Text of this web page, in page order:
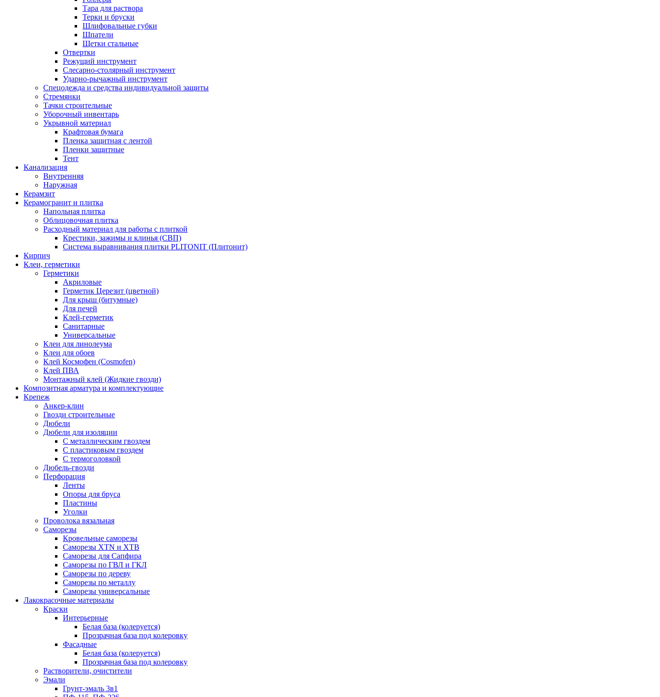
Тара для раствора
Терки и бруски
Шлифовальные губки
Шпатели
Щетки стальные
Отвертки
Режущий инструмент
Слесарно-столярный инструмент
Ударно-рычажный инструмент
Спецодежда и средства индивидуальной защиты
Стремянки
Тачки строительные
Уборочный инвентарь
Укрывной материал
Крафтовая бумага
Пленка защитная с лентой
Пленки защитные
Тент
Канализация
Внутренняя
Наружная
Керамзит
Керамогранит и плитка
Напольная плитка
Облицовочная плитка
Расходный материал для работы с плиткой
Крестики, зажимы и клинья (СВП)
Система выравнивания плитки PLITONIT (Плитонит)
Кирпич
Клеи, герметики
Герметики
Акриловые
Герметик Церезит (цветной)
Для крыш (битумные)
Для печей
Клей-герметик
Санитарные
Универсальные
Клеи для линолеума
Клеи для обоев
Клей Космофен (Cosmofen)
Клей ПВА
Монтажный клей (Жидкие гвозди)
Композитная арматура и комплектующие
Крепеж
Анкер-клин
Гвозди строительные
Дюбели
Дюбели для изоляции
С металлическим гвоздем
С пластиковым гвоздем
С термоголовкой
Дюбель-гвозди
Перфорация
Ленты
Опоры для бруса
Пластины
Уголки
Проволока вязальная
Саморезы
Кровельные саморезы
Саморезы XTN и ХTB
Саморезы для Сапфира
Саморезы по ГВЛ и ГКЛ
Саморезы по дереву
Саморезы по металлу
Саморезы универсальные
Лакокрасочные материалы
Краски
Интерьерные
Белая база (колеруется)
Прозрачная база под колеровку
Фасадные
Белая база (колеруется)
Прозрачная база под колеровку
Растворители, очистители
Эмали
Грунт-эмаль 3в1